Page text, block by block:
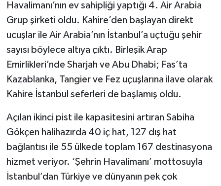
Havalimanı’nın ev sahipliği yaptığı 4. Air Arabia
Grup şirketi oldu. Kahire’den başlayan direkt
ucuşlar ile Air Arabia’nın İstanbul’a uçtuğu şehir
sayısı böylece altıya çıktı. Birleşik Arap
Emirlikleri’nde Sharjah ve Abu Dhabi; Fas’ta
Kazablanka, Tangier ve Fez uçuşlarına ilave olarak
Kahire İstanbul seferleri de başlamış oldu.
Açılan ikinci pist ile kapasitesini artıran Sabiha
Gökçen halihazırda 40 iç hat, 127 dış hat
bağlantısı ile 55 ülkede toplam 167 destinasyona
hizmet veriyor. ‘Şehrin Havalimanı’ mottosuyla
İstanbul’dan Türkiye ve dünyanın pek çok